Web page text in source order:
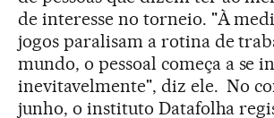
de interesse no torneio. "À
jogos paralisam a rotina de
mundo, o pessoal começa a se
inevitavelmente", diz ele. No
junho, o instituto Datafolha